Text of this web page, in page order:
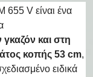
655 V είναι ένα
και στη
κοπής 53 cm,
ειδικά